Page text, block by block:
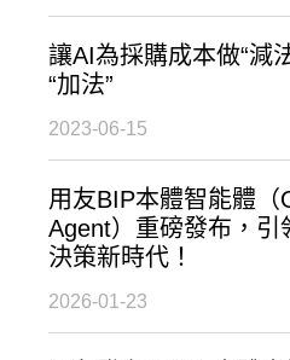
讓AI為採購成本做“減
“加法”
2023-06-15
用友BIP本體智能體（
Agent）重磅發布，引
決策新時代！
2026-01-23